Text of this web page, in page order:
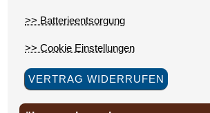
>> Batterieentsorgung
>> Cookie Einstellungen
VERTRAG WIDERRUFEN